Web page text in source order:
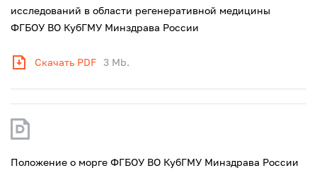
исследований в области регенеративной медицины
ФГБОУ ВО КубГМУ Минздрава России
Скачать PDF 3 Mb.
Положение о морге ФГБОУ ВО КубГМУ Минздрава России